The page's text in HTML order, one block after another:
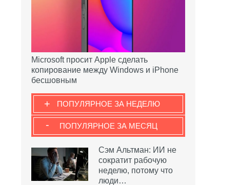
Microsoft просит Apple сделать
копирование между Windows и iPhone
бесшовным
ПОПУЛЯРНОЕ ЗА НЕДЕЛЮ
+
ПОПУЛЯРНОЕ ЗА МЕСЯЦ
-
Сэм Альтман: ИИ не
сократит рабочую
неделю, потому что
люди…